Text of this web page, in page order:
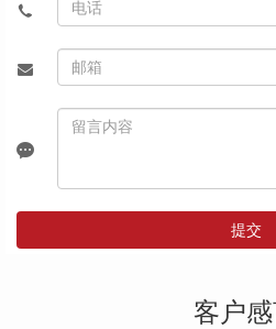
提交
客户